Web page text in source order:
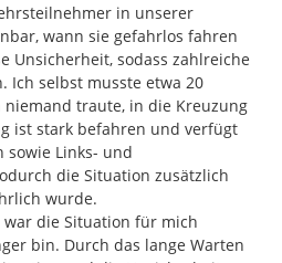
in unserer
wann sie gefahrlos fahren
Unsicherheit, sodass zahlreiche
Ich selbst musste etwa 20
traute, in die Kreuzung
ist stark befahren und verfügt
sowie Links- und
die Situation zusätzlich
wurde.
die Situation für mich
bin. Durch das lange Warten